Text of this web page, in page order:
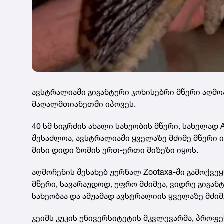
ავსტრალიაში გიგანტური ჯოხისებრი მწერი
მაღალმთიანეთში იპოვეს.
40 სმ სიგრძის ახალი სახეობის მწერი,
შესაძლოა, ავსტრალიაში ყველაზე მძიმე მწერი
მისი დიდი ზომის ერთ-ერთი მიზეზი იყოს.
აღმოჩენის შესახებ ჟურნალ Zootaxa-ში
მწერი, სავარაუდოდ, უფრო მძიმეა, ვიდრე
სახეობაა და ამჟამად ავსტრალიის ყველაზე
ჯეიმს კუკის უნივერსიტეტის მკვლევარმა,